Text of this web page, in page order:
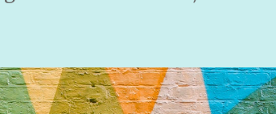
animation”